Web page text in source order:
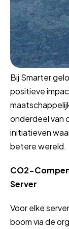
Bij Smarter
positieve
onderdeel van
initiatieven
betere wereld.
CO2-
Server
Voor elke
boom via de